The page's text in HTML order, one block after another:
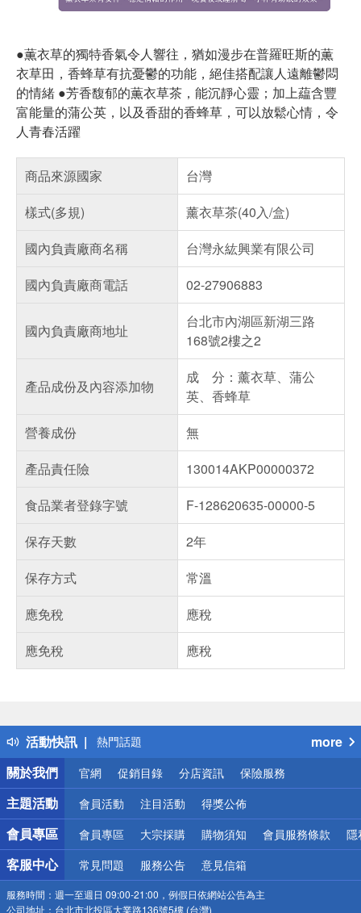
●薫衣草的獨特香氣令人響往，猶如漫步在普羅旺斯的薫
衣草田，香蜂草有抗憂鬱的功能，絕佳搭配讓人遠離鬱悶
的情緒 ●芳香馥郁的薫衣草茶，能沉靜心靈；加上藴含豐
富能量的蒲公英，以及香甜的香蜂草，可以放鬆心情，令
人青春活躍
商品來源國家
台灣
樣式(多規)
薰衣草茶(40入/盒)
國內負責廠商名稱
台灣永紘興業有限公司
國內負責廠商電話
02-27906883
國內負責廠商地址
台北市內湖區新湖三路
168號2樓之2
產品成份及內容添加物
成 分：薰衣草、蒲公
英、香蜂草
營養成份
無
產品責任險
130014AKP00000372
食品業者登錄字號
F-128620635-00000-5
保存天數
2年
保存方式
常溫
應免稅
應稅
應免稅
應稅
活動快訊
得獎公告
熱門話題
銀行優惠
偏遠地區配送
詐騙網頁！請小心！
more
關於我們
官網 促銷目錄 分店資訊 保險服務
主題活動 會員活動 注目活動 得獎公佈
會員專區 會員專區 大宗採購 購物須知 會員服務條款 隱
客服中心 常見問題 服務公告 意見信箱
服務時間： 週一至週日 09:00-21:00，例假日依網站公告為主
公司地址： 台北市北投區大業路136號5樓 (台灣)